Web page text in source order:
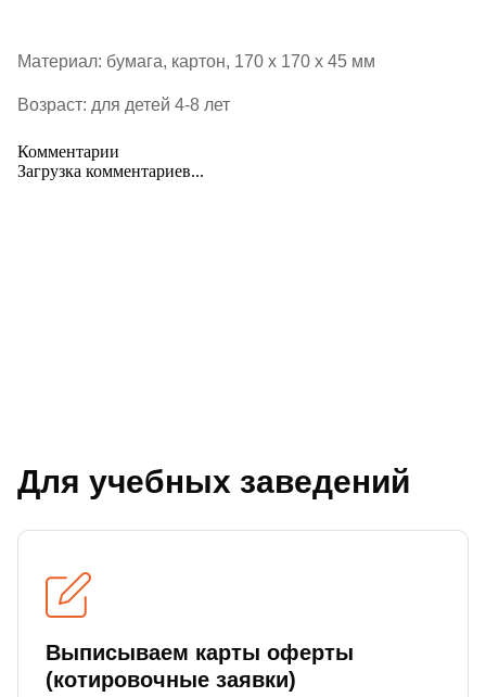
Материал: бумага, картон, 170 х 170 х 45 мм
Возраст: для детей 4-8 лет
Комментарии
Загрузка комментариев...
Для учебных заведений
Выписываем карты оферты
(котировочные заявки)